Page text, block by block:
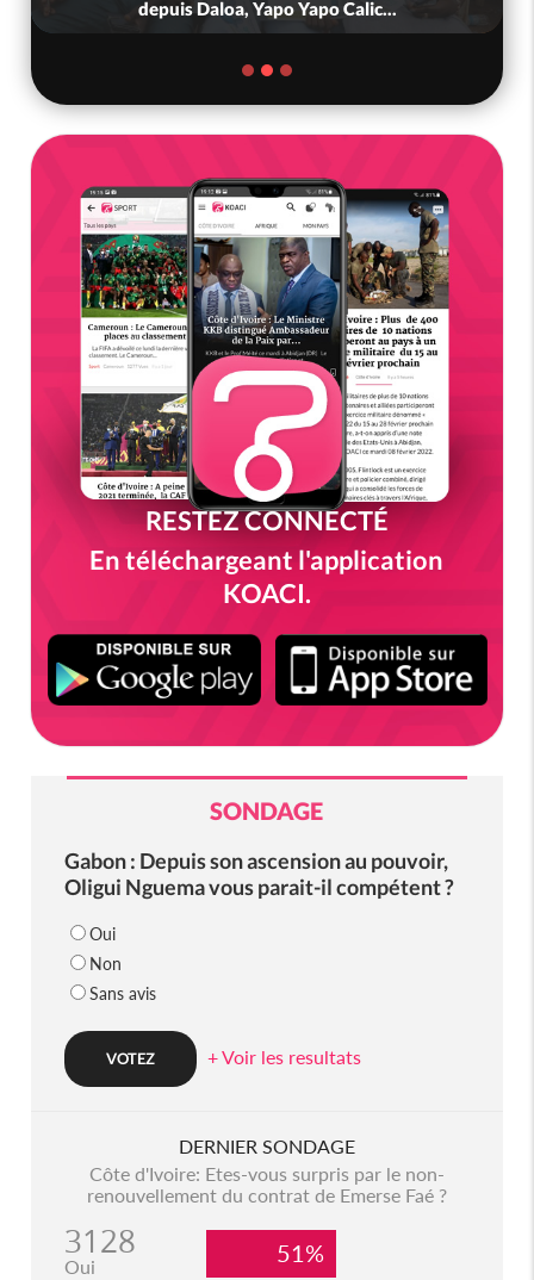
au cœur du Mont Peko, une v...
RESTEZ CONNECTÉ
En téléchargeant l'application
KOACI.
SONDAGE
Gabon : Depuis son ascension au pouvoir,
Oligui Nguema vous parait-il compétent ?
Oui
Non
Sans avis
+ Voir les resultats
DERNIER SONDAGE
Côte d'Ivoire: Etes-vous surpris par le non-
renouvellement du contrat de Emerse Faé ?
3128
Oui 51%